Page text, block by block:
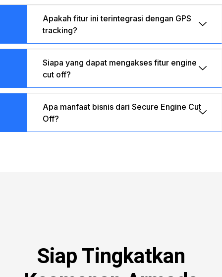
Apakah fitur ini terintegrasi dengan GPS
tracking?
Siapa yang dapat mengakses fitur engine
cut off?
Apa manfaat bisnis dari Secure Engine Cut
Off?
Siap Tingkatkan